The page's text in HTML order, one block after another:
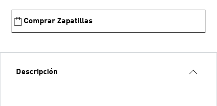
Comprar Zapatillas
Descripción